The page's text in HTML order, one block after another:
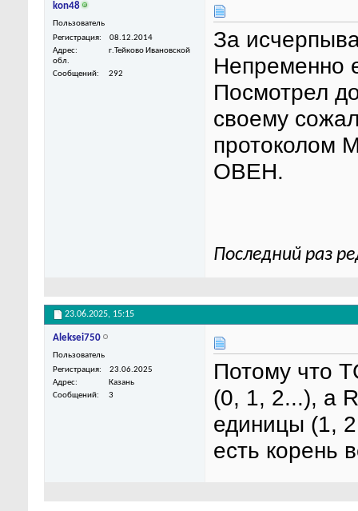
kon48
Пользователь
Регистрация
08.12.2014
Адрес
г.Тейково Ивановской
обл.
Сообщений
292
За
Непременно
Посмотрел
своему
протоколом
ОВЕН.
Последний раз
23.06.2025, 15:15
Aleksei750
Пользователь
Регистрация
23.06.2025
Адрес
Казань
Сообщений
3
Потому что
(0, 1, 2...), а
единицы (1,
есть корень